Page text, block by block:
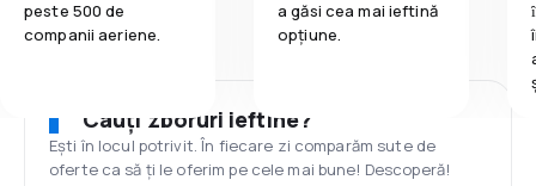
peste 500 de
companii aeriene.
a găsi cea mai ieftină
opțiune.
Cauți zboruri ieftine?
Ești în locul potrivit. În fiecare zi comparăm sute de
oferte ca să ți le oferim pe cele mai bune! Descoperă!